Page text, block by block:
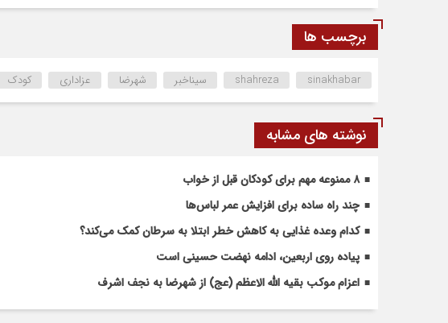
برچسب ها
shahreza sinakhabar سیناخبر شهرضا عزاداری کودک
نوشته های مشابه
۸ ممنوعه مهم برای کودکان قبل از خواب
چند راه ساده برای افزایش عمر لباس‌ها
کدام وعده غذایی به کاهش خطر ابتلا به سرطان کمک می‌کند؟
پیاده روی اربعین، ادامه نهضت حسینی است
اعزام موکب بقیه الله الاعظم (عج) از شهرضا به نجف اشرف